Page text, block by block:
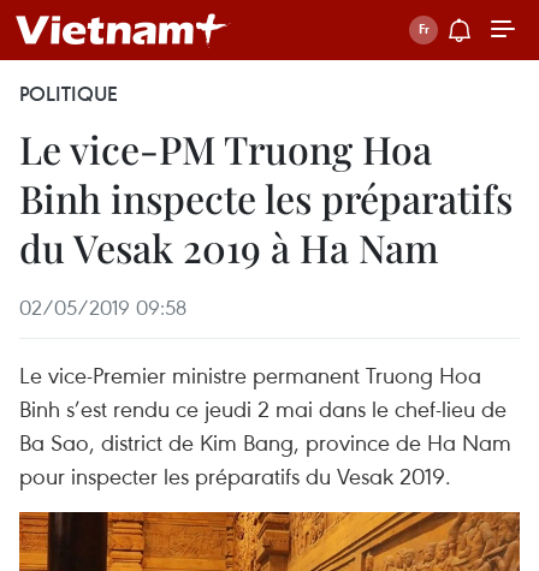
POLITIQUE
Le vice-PM Truong Hoa
Binh inspecte les préparatifs
du Vesak 2019 à Ha Nam
02/05/2019 09:58
Le vice-Premier ministre permanent Truong Hoa
Binh s’est rendu ce jeudi 2 mai dans le chef-lieu de
Ba Sao, district de Kim Bang, province de Ha Nam
pour inspecter les préparatifs du Vesak 2019.